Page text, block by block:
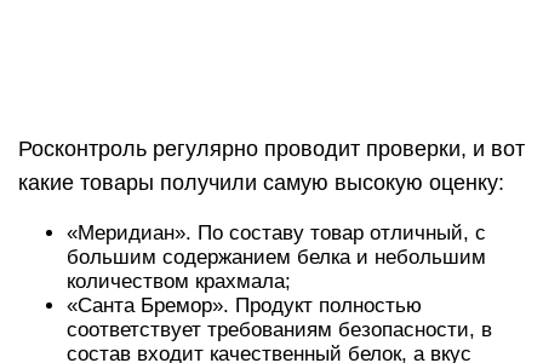
Росконтроль регулярно проводит проверки, и вот
какие товары получили самую высокую оценку:
«Меридиан». По составу товар отличный, с
большим содержанием белка и небольшим
количеством крахмала;
«Санта Бремор». Продукт полностью
соответствует требованиям безопасности, в
состав входит качественный белок, а вкус